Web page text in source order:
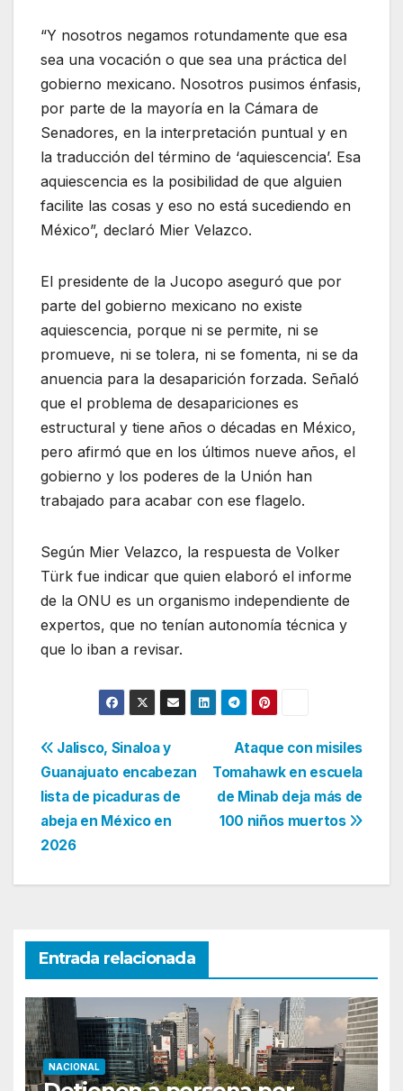
“Y nosotros negamos rotundamente que esa
sea una vocación o que sea una práctica del
gobierno mexicano. Nosotros pusimos énfasis,
por parte de la mayoría en la Cámara de
Senadores, en la interpretación puntual y en
la traducción del término de ‘aquiescencia’. Esa
aquiescencia es la posibilidad de que alguien
facilite las cosas y eso no está sucediendo en
México”, declaró Mier Velazco.
El presidente de la Jucopo aseguró que por
parte del gobierno mexicano no existe
aquiescencia, porque ni se permite, ni se
promueve, ni se tolera, ni se fomenta, ni se da
anuencia para la desaparición forzada. Señaló
que el problema de desapariciones es
estructural y tiene años o décadas en México,
pero afirmó que en los últimos nueve años, el
gobierno y los poderes de la Unión han
trabajado para acabar con ese flagelo.
Según Mier Velazco, la respuesta de Volker
Türk fue indicar que quien elaboró el informe
de la ONU es un organismo independiente de
expertos, que no tenían autonomía técnica y
que lo iban a revisar.
Navegación
de
entradas
Ataque con misiles
Tomahawk en escuela
de Minab deja más de
100 niños muertos
Jalisco, Sinaloa y
Guanajuato encabezan
lista de picaduras de
abeja en México en
2026
Entrada relacionada
NACIONAL